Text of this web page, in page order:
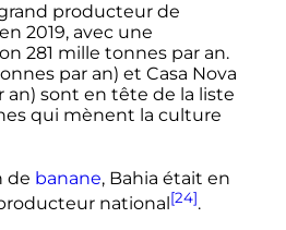
producteur de
2019, avec une
281 mille tonnes par an.
par an) et Casa Nova
an) sont en tête de la liste
qui mènent la culture
de banane, Bahia était en
national [24].